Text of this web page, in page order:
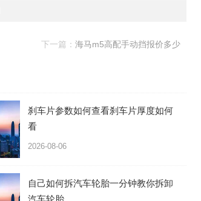
下一篇： 海马m5高配手动挡报价多少
刹车片参数如何查看刹车片厚度如何
看
2026-08-06
自己如何拆汽车轮胎一分钟教你拆卸
汽车轮胎